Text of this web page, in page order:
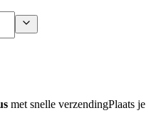
met snelle verzendingPlaats je